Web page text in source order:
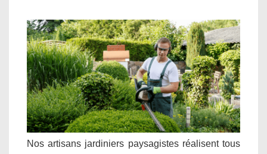
Nos artisans jardiniers paysagistes réalisent tous